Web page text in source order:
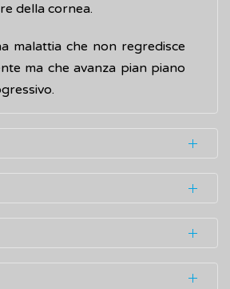
della cornea.
malattia che non regredisce
ma che avanza pian piano
si sviluppa lentamente
anni senza causare disturbi
infiammazione, si possono
pterigio e del cambiamento
non sono ancora
Tra i fattori che
lo pterigio può essere